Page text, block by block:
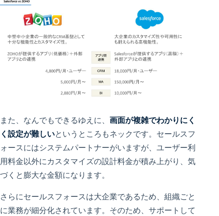
また、なんでもできるゆえに、 画面が複雑でわかりにく
く設定が難しいというところもネックです。セールスフ
ォースにはシステムパートナーがいますが、ユーザー利
用料金以外にカスタマイズの設計料金が積み上がり、気
づくと膨大な金額になります。
さらにセールスフォースは大企業であるため、組織ごと
に業務が細分化されています。そのため、サポートして